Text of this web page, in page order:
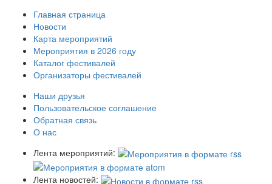
Главная страница
Новости
Карта мероприятий
Мероприятия в 2026 году
Каталог фестивалей
Организаторы фестивалей
Наши друзья
Пользовательское соглашение
Обратная связь
О нас
Лента мероприятий:
Лента новостей: